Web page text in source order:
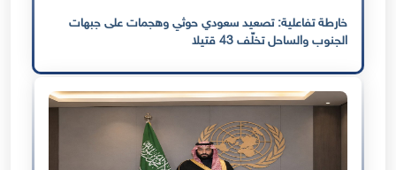
خارطة تفاعلية: تصعيد سعودي حوثي وهجمات على جبهات
الجنوب والساحل تخلّف 43 قتيلا